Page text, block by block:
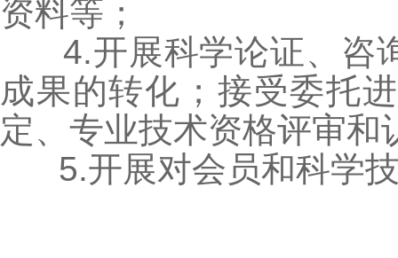
资料等；
4.开展科学论证、咨
成果的转化；接受委托
定、专业技术资格评审
5.开展对会员和科学技